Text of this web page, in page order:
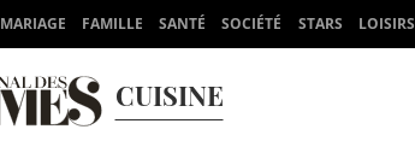
MARIAGE FAMILLE SANTÉ SOCIÉTÉ STARS LOISIRS
CUISINE